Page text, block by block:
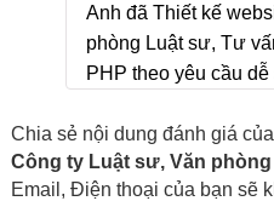
Anh đã Thiết kế
phòng Luật sư, Tư
PHP theo yêu cầu
Chia sẻ nội dung đánh giá
Công ty Luật sư, Văn
Email, Điện thoại của bạn sẽ